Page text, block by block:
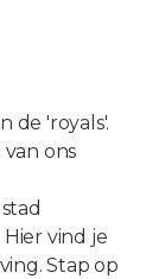
de 'royals'.
ons
vind je
Stap op